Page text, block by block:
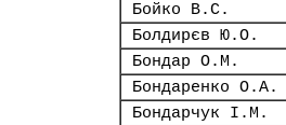
Бойко В.С.
Болдирєв Ю.О.
Бондар О.М.
Бондаренко О.А.
Бондарчук І.М.